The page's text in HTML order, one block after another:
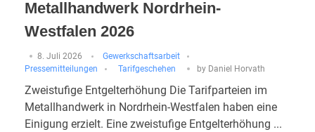
Metallhandwerk Nordrhein-
Westfalen 2026
8. Juli 2026
Gewerkschaftsarbeit
Pressemitteilungen
Tarifgeschehen by Daniel Horvath
Zweistufige Entgelterhöhung Die Tarifparteien im
Metallhandwerk in Nordrhein-Westfalen haben eine
Einigung erzielt. Eine zweistufige Entgelterhöhung ...